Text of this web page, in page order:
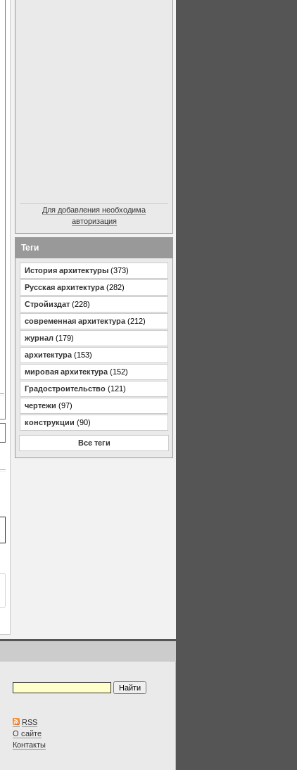
Для добавления необходима
авторизация
Теги
История архитектуры (373)
Русская архитектура (282)
Стройиздат (228)
современная архитектура (212)
журнал (179)
архитектура (153)
мировая архитектура (152)
Градостроительство (121)
чертежи (97)
конструкции (90)
Все теги
RSS
О сайте
Контакты